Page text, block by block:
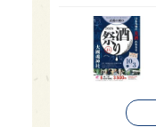
イギリス 1 ノ
歌舞伎町 1
saketimes_image_4